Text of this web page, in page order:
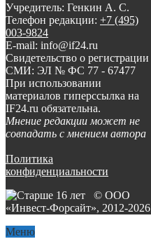
Учредитель: Генкин А. С.
Телефон редакции: +7 (495)
003-9824
E-mail: info@if24.ru
Свидетельство о регистрации
СМИ: ЭЛ № ФС 77 - 67477
При использовании
материалов гиперссылка на
IF24.ru обязательна.
Мнение редакции может не
совпадать с мнением автора
Политика
конфиденциальности
© ООО
«Инвест-Форсайт», 2012-2026
Меню